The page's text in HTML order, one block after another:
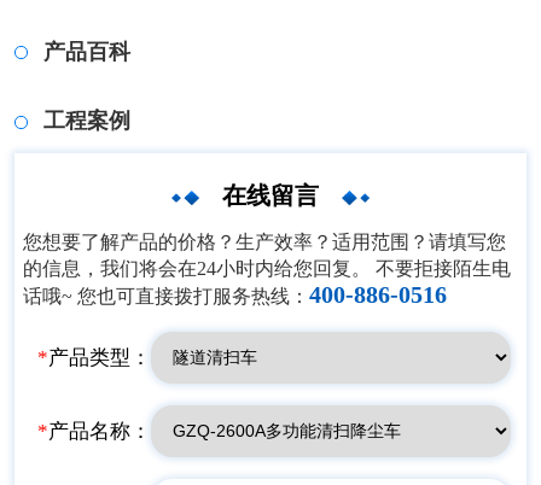
产品百科
工程案例
在线留言
您想要了解产品的价格？生产效率？适用范围？请填写您
的信息，我们将会在24小时内给您回复。 不要拒接陌生电
话哦~ 您也可直接拨打服务热线：400-886-0516
*产品类型：
*产品名称：